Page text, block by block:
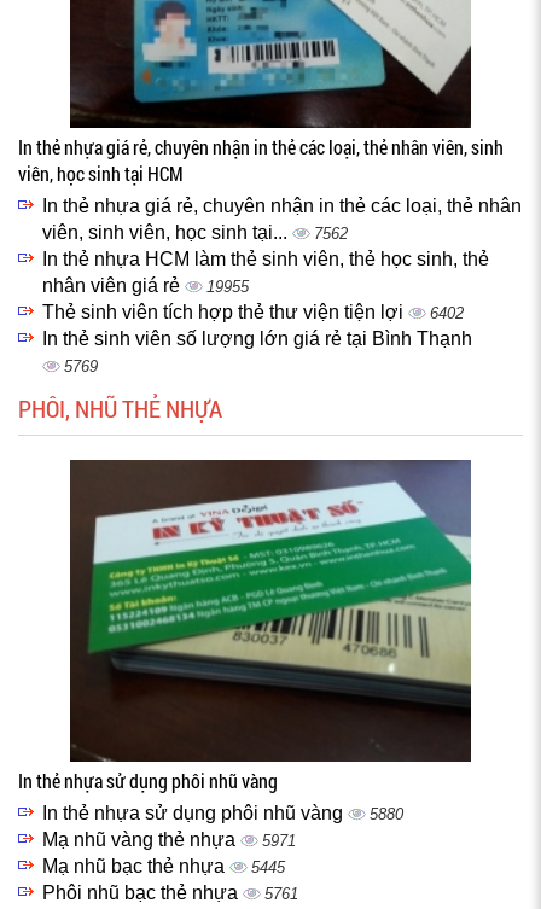
In thẻ nhựa giá rẻ, chuyên nhận in thẻ các loại, thẻ nhân viên, sinh
viên, học sinh tại HCM
In thẻ nhựa giá rẻ, chuyên nhận in thẻ các loại, thẻ nhân
viên, sinh viên, học sinh tại...
7562
In thẻ nhựa HCM làm thẻ sinh viên, thẻ học sinh, thẻ
nhân viên giá rẻ
19955
Thẻ sinh viên tích hợp thẻ thư viện tiện lợi 6402
In thẻ sinh viên số lượng lớn giá rẻ tại Bình Thạnh
5769
PHÔI, NHŨ THẺ NHỰA
In thẻ nhựa sử dụng phôi nhũ vàng
In thẻ nhựa sử dụng phôi nhũ vàng 5880
Mạ nhũ vàng thẻ nhựa 5971
Mạ nhũ bạc thẻ nhựa 5445
Phôi nhũ bạc thẻ nhựa 5761